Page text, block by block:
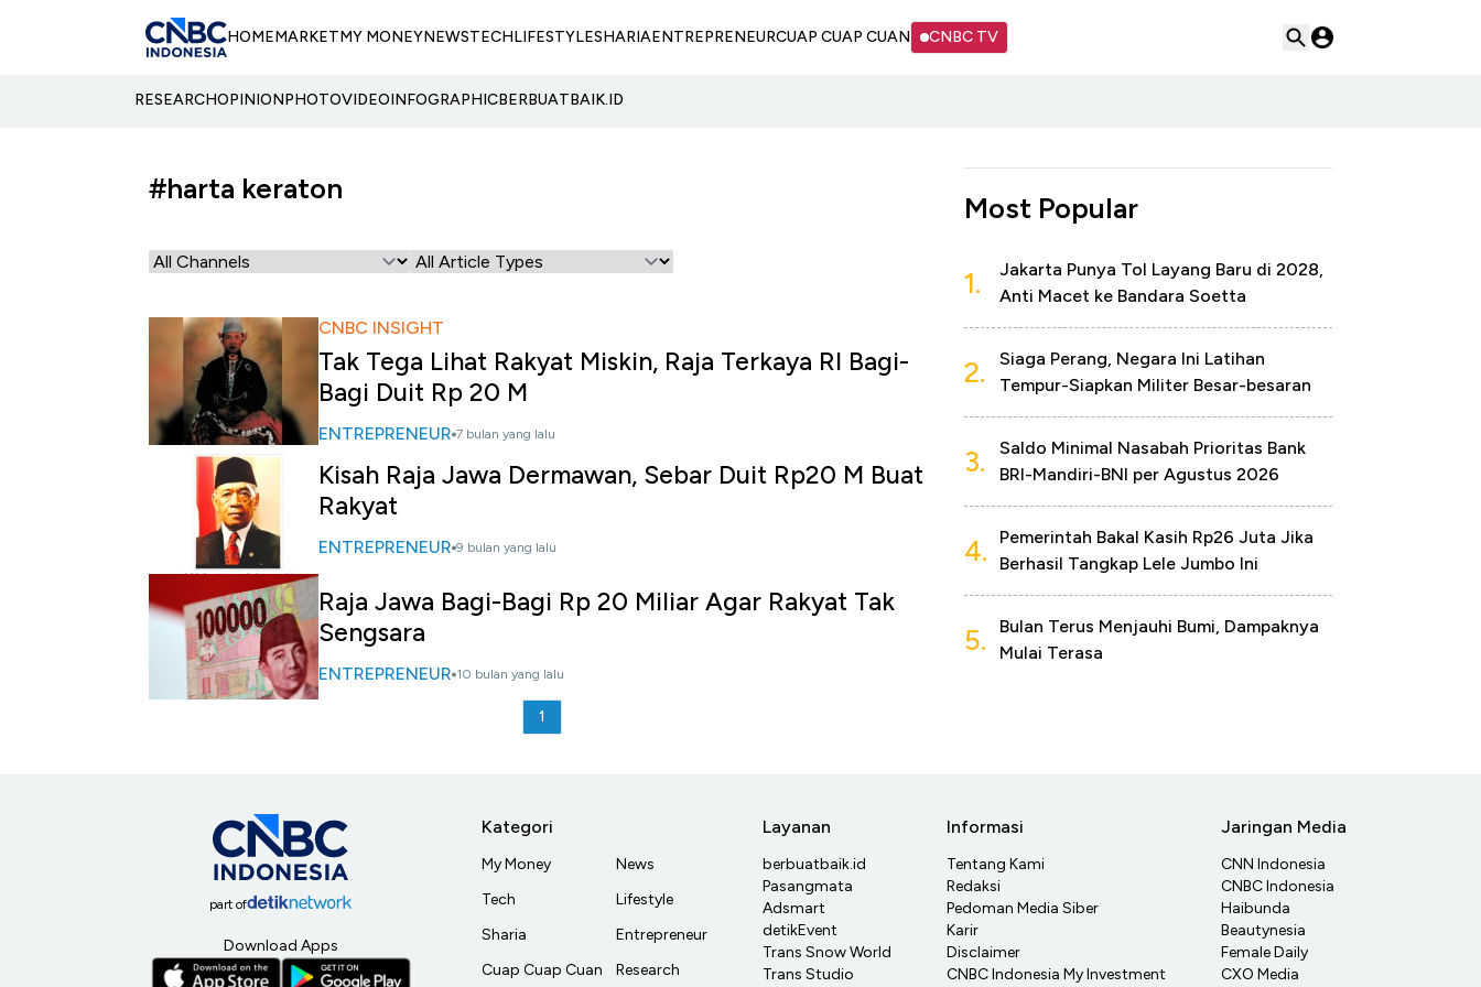
HOMEMARKETMY MONEYNEWSTECHLIFESTYLESHARIAENTREPRENEURCUAP CUAP CUAN CNBC TV
RESEARCHOPINIONPHOTOVIDEOINFOGRAPHICBERBUATBAIK.ID
#harta keraton
CNBC INSIGHT
Tak Tega Lihat Rakyat Miskin, Raja Terkaya RI Bagi-
Bagi Duit Rp 20 M
ENTREPRENEUR 7 bulan yang lalu
Kisah Raja Jawa Dermawan, Sebar Duit Rp20 M Buat
Rakyat
ENTREPRENEUR 9 bulan yang lalu
Raja Jawa Bagi-Bagi Rp 20 Miliar Agar Rakyat Tak
Sengsara
ENTREPRENEUR 10 bulan yang lalu
1
Most Popular
1.
Jakarta Punya Tol Layang Baru di 2028,
Anti Macet ke Bandara Soetta
2.
Siaga Perang, Negara Ini Latihan
Tempur-Siapkan Militer Besar-besaran
3.
Saldo Minimal Nasabah Prioritas Bank
BRI-Mandiri-BNI per Agustus 2026
4.
Pemerintah Bakal Kasih Rp26 Juta Jika
Berhasil Tangkap Lele Jumbo Ini
5.
Bulan Terus Menjauhi Bumi, Dampaknya
Mulai Terasa
part of
Download Apps
Kategori
My Money
Tech
Sharia
Cuap Cuap Cuan
News
Lifestyle
Entrepreneur
Research
Layanan
berbuatbaik.id
Pasangmata
Adsmart
detikEvent
Trans Snow World
Trans Studio
Informasi
Tentang Kami
Redaksi
Pedoman Media Siber
Karir
Disclaimer
CNBC Indonesia My Investment
Jaringan Media
CNN Indonesia
CNBC Indonesia
Haibunda
Beautynesia
Female Daily
CXO Media